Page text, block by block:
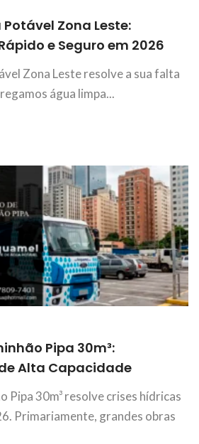
Zona Leste:
e Seguro em 2026
Zona Leste resolve a sua falta
água limpa...
Pipa 30m³:
Alta Capacidade
Pipa 30m³ resolve crises hídricas
Primariamente, grandes obras